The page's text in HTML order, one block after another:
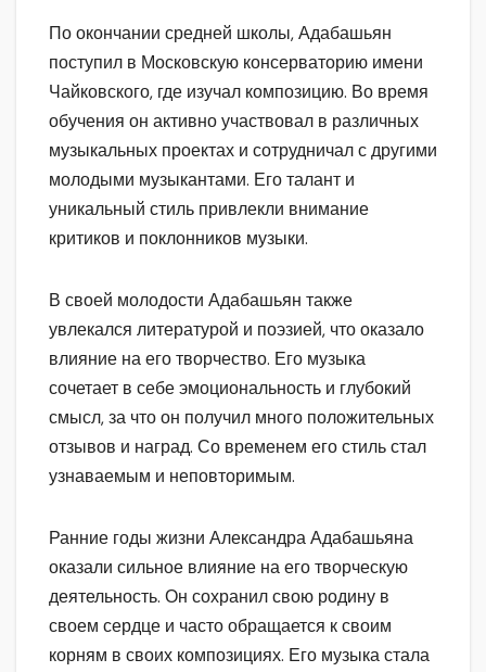
По окончании средней школы, Адабашьян
поступил в Московскую консерваторию имени
Чайковского, где изучал композицию. Во время
обучения он активно участвовал в различных
музыкальных проектах и сотрудничал с другими
молодыми музыкантами. Его талант и
уникальный стиль привлекли внимание
критиков и поклонников музыки.
В своей молодости Адабашьян также
увлекался литературой и поэзией, что оказало
влияние на его творчество. Его музыка
сочетает в себе эмоциональность и глубокий
смысл, за что он получил много положительных
отзывов и наград. Со временем его стиль стал
узнаваемым и неповторимым.
Ранние годы жизни Александра Адабашьяна
оказали сильное влияние на его творческую
деятельность. Он сохранил свою родину в
своем сердце и часто обращается к своим
корням в своих композициях. Его музыка стала